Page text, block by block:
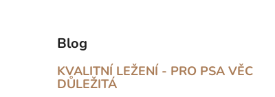
Blog
KVALITNÍ LEŽENÍ - PRO PSA VĚC
DŮLEŽITÁ